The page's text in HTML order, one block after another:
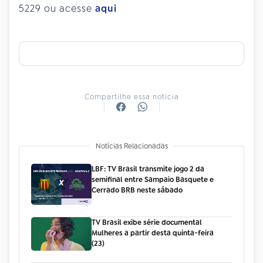
5229 ou acesse aqui
Compartilhe essa notícia
Notícias Relacionadas
LBF: TV Brasil transmite jogo 2 da
semifinal entre Sampaio Basquete e
Cerrado BRB neste sábado
TV Brasil exibe série documental
Mulheres a partir desta quinta-feira
(23)